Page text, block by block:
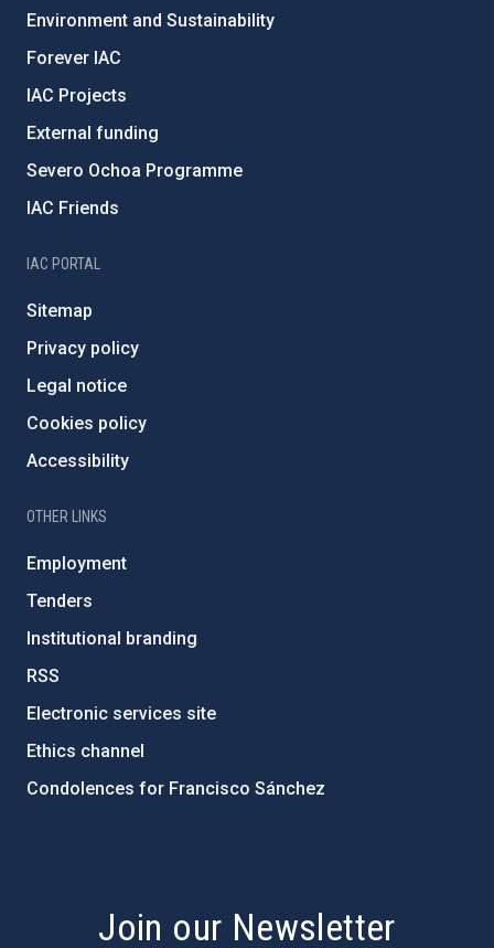
Environment and Sustainability
Forever IAC
IAC Projects
External funding
Severo Ochoa Programme
IAC Friends
IAC PORTAL
Sitemap
Privacy policy
Legal notice
Cookies policy
Accessibility
OTHER LINKS
Employment
Tenders
Institutional branding
RSS
Electronic services site
Ethics channel
Condolences for Francisco Sánchez
Join our Newsletter